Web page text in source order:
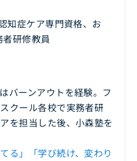
知症ケア専門資格、お
研修教員
バーンアウトを経験。フ
クール各校で実務者研
を担当した後、小森塾を
る」「学び続け、変わり